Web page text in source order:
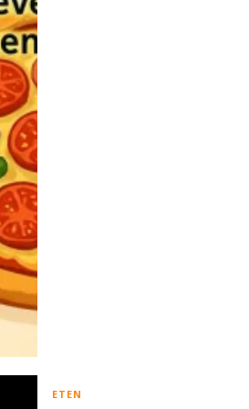
ETEN